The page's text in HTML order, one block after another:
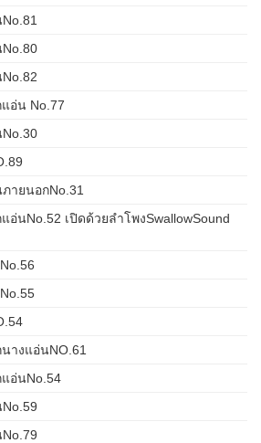
อ่น No.77
ายนอกNo.31
อ่นNo.52 เปิดด้วยลำโพงSwallowSound
างแอ่นNO.61
แอ่นNo.54